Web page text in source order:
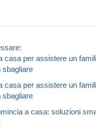
casa per assistere un
sbagliare
casa per assistere un
sbagliare
a casa: soluzioni